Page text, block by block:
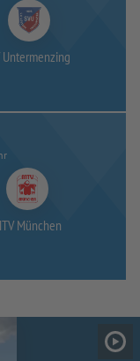
Untermenzing
München